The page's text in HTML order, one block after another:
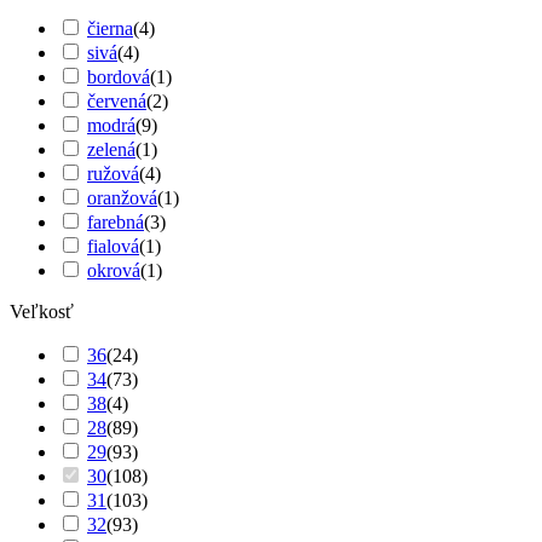
čierna(4)
sivá(4)
bordová(1)
červená(2)
modrá(9)
zelená(1)
ružová(4)
oranžová(1)
farebná(3)
fialová(1)
okrová(1)
Veľkosť
36(24)
34(73)
38(4)
28(89)
29(93)
30(108)
31(103)
32(93)